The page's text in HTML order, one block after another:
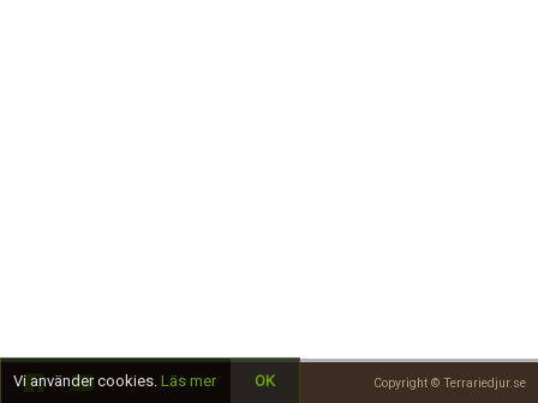
Copyright © Terrariedjur.se
Vi använder cookies. Läs mer OK